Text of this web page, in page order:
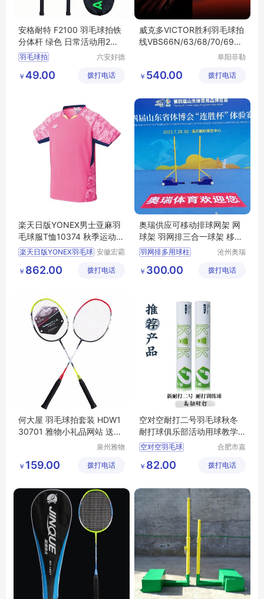
安格耐特 F2100 羽毛球拍铁
分体杆 绿色 日常活动用2支/
副
羽毛球拍
六安好德
公司
￥ 49.00 拨打电话
威克多VICTOR胜利羽毛球拍
线VBS66N/63/68/70/69N
阜阳菲勒
公司
￥ 540.00 拨打电话
楽天日版YONEX男士亚麻羽
毛球服T恤10374 秋季运动球
衣现货
楽天日版YONEX羽毛球 安徽宏霸
有限公司
￥ 862.00 拨打电话
奥瑞供应可移动排球网架 网
球架 羽网排三合一球架 移动
羽毛球柱
羽网排多用球柱
气排球中
沧州奥瑞
制造有限
￥ 300.00 拨打电话
何大屋 羽毛球拍套装 HDW1
30701 雅物小礼品网站 送长
辈健身礼物 MY-ACJJ-（T）
泉州雅物
公司
￥ 159.00 拨打电话
空对空耐打二号羽毛球秋冬
耐打球俱乐部活动用球教学
训练用球
空对空羽毛球
训练羽毛球
合肥市嘉
育用品有
￥ 82.00 拨打电话